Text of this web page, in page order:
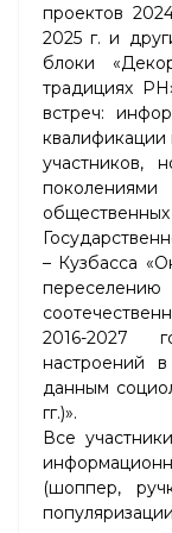
проектов
2025 г. и
блоки
традициях
встреч:
квалификации
участников,
– Кузбасса
переселению
2016-2027
настроений
данным
гг.)».
Все
(шоппер,